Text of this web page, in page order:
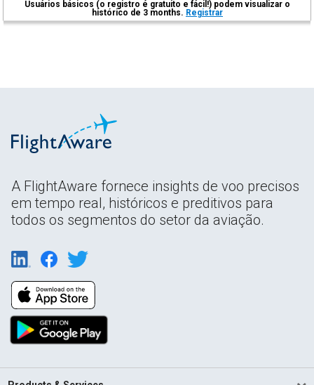
Usuários básicos (o registro é gratuito e fácil!) podem visualizar o
histórico de 3 months. Registrar
A FlightAware fornece insights de voo precisos
em tempo real, históricos e preditivos para
todos os segmentos do setor da aviação.